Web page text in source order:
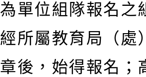
為單位組隊報名之
經所屬教育局（處
章後，始得報名；